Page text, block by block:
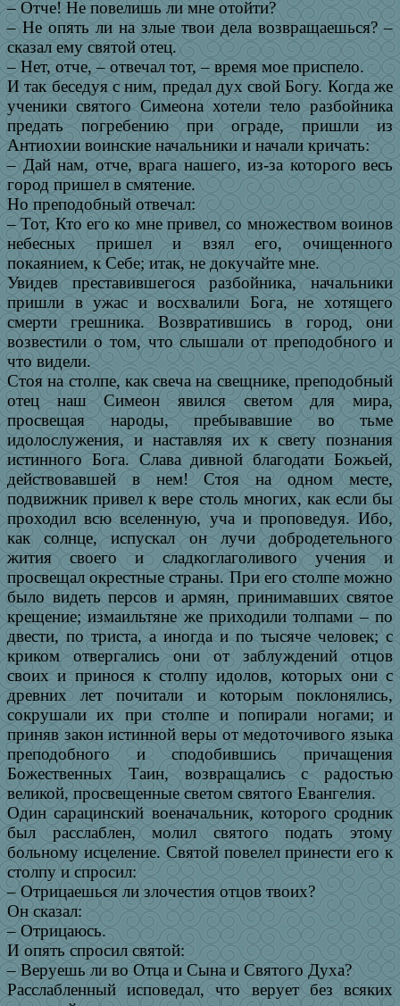
– Отче! Не повелишь ли мне отойти?
– Не опять ли на злые твои дела возвращаешься? –
сказал ему святой отец.
– Нет, отче, – отвечал тот, – время мое приспело.
И так беседуя с ним, предал дух свой Богу. Когда же
ученики святого Симеона хотели тело разбойника
предать погребению при ограде, пришли из
Антиохии воинские начальники и начали кричать:
– Дай нам, отче, врага нашего, из-за которого весь
город пришел в смятение.
Но преподобный отвечал:
– Тот, Кто его ко мне привел, со множеством воинов
небесных пришел и взял его, очищенного
покаянием, к Себе; итак, не докучайте мне.
Увидев преставившегося разбойника, начальники
пришли в ужас и восхвалили Бога, не хотящего
смерти грешника. Возвратившись в город, они
возвестили о том, что слышали от преподобного и
что видели.
Стоя на столпе, как свеча на свещнике, преподобный
отец наш Симеон явился светом для мира,
просвещая народы, пребывавшие во тьме
идолослужения, и наставляя их к свету познания
истинного Бога. Слава дивной благодати Божьей,
действовавшей в нем! Стоя на одном месте,
подвижник привел к вере столь многих, как если бы
проходил всю вселенную, уча и проповедуя. Ибо,
как солнце, испускал он лучи добродетельного
жития своего и сладкоглаголивого учения и
просвещал окрестные страны. При его столпе можно
было видеть персов и армян, принимавших святое
крещение; измаильтяне же приходили толпами – по
двести, по триста, а иногда и по тысяче человек; с
криком отвергались они от заблуждений отцов
своих и принося к столпу идолов, которых они с
древних лет почитали и которым поклонялись,
сокрушали их при столпе и попирали ногами; и
приняв закон истинной веры от медоточивого языка
преподобного и сподобившись причащения
Божественных Таин, возвращались с радостью
великой, просвещенные светом святого Евангелия.
Один сарацинский военачальник, которого сродник
был расслаблен, молил святого подать этому
больному исцеление. Святой повелел принести его к
столпу и спросил:
– Отрицаешься ли злочестия отцов твоих?
Он сказал:
– Отрицаюсь.
И опять спросил святой:
– Веруешь ли во Отца и Сына и Святого Духа?
Расслабленный исповедал, что верует без всяких